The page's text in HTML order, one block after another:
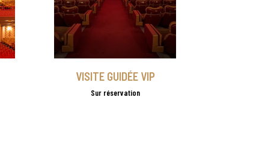
VISITE GUIDÉE VIP
Sur réservation